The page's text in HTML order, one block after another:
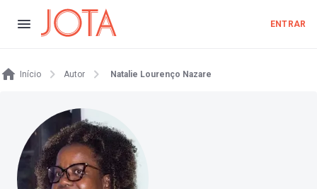
ENTRAR
Início Autor Natalie Lourenço Nazare